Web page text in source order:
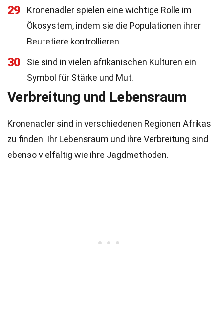
29
Kronenadler spielen eine wichtige Rolle im
Ökosystem, indem sie die Populationen ihrer
Beutetiere kontrollieren.
30
Sie sind in vielen afrikanischen Kulturen ein
Symbol für Stärke und Mut.
Verbreitung und Lebensraum
Kronenadler sind in verschiedenen Regionen Afrikas
zu finden. Ihr Lebensraum und ihre Verbreitung sind
ebenso vielfältig wie ihre Jagdmethoden.